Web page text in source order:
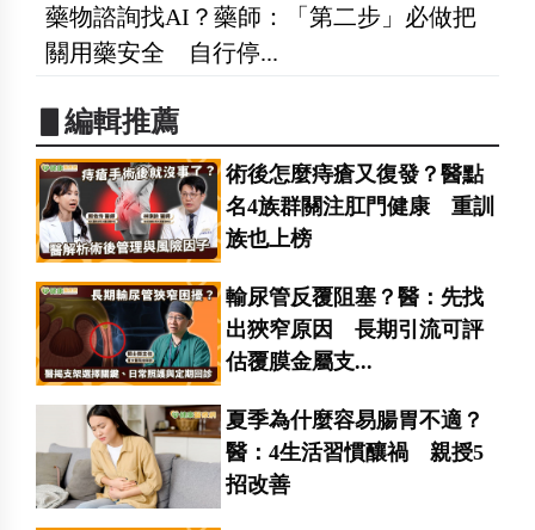
藥物諮詢找AI？藥師：「第二步」必做把
關用藥安全 自行停...
▋編輯推薦
術後怎麼痔瘡又復發？醫點
名4族群關注肛門健康 重訓
族也上榜
輸尿管反覆阻塞？醫：先找
出狹窄原因 長期引流可評
估覆膜金屬支...
夏季為什麼容易腸胃不適？
醫：4生活習慣釀禍 親授5
招改善